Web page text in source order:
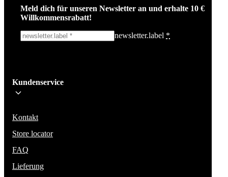
Meld dich für unseren Newsletter an und erhalte 10 €
Willkommensrabatt!
newsletter.label *
Bleib auf dem Laufenden über die neuesten Nachrichten, Kampagnen
Aktionen. Wir geben deine E-Mail-Adresse nicht weiter und versenden
Kundenservice
Kontakt
Store locator
FAQ
Lieferung